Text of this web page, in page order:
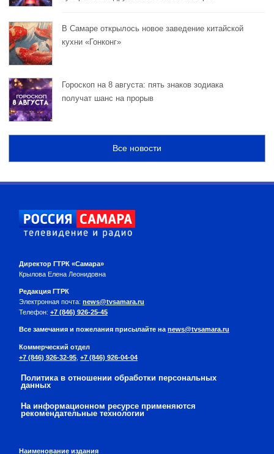
В Самаре открылось новое заведение китайской
кухни «Гонконг»
Гороскоп на 8 августа: пять знаков зодиака
получат шанс на прорыв
Все новости
Директор ГТРК «Самара»
Крылова Елена Леонидовна
Редакция ГТРК
Электронная почта: news@tvsamara.ru
Телефон: +7 (846) 926-25-45
Все замечания и пожелания присылайте наnews@tvsamara.ru
Коммерческий отдел
+7 (846) 926-32-95 +7 (846) 926-04-04
Политика в отношении обработки персональных
данных
На информационном ресурсе применяются
рекомендательные технологии
Наименование издания